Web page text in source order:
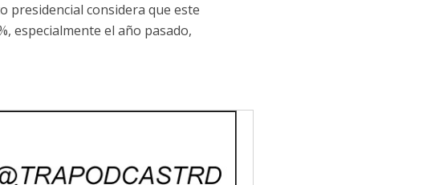
presidencial considera que este
especialmente el año pasado,